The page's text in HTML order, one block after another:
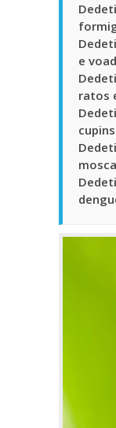
e
ratos
cupins